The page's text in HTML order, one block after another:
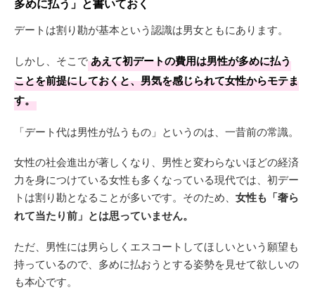
多めに払う」と書いておく
デートは割り勘が基本という認識は男女ともにあります。
しかし、そこであえて初デートの費用は男性が多めに払う
ことを前提にしておくと、男気を感じられて女性からモテま
す。
「デート代は男性が払うもの」というのは、一昔前の常識。
女性の社会進出が著しくなり、男性と変わらないほどの経済
力を身につけている女性も多くなっている現代では、初デー
トは割り勘となることが多いです。そのため、 女性も「奢ら
れて当たり前」とは思っていません。
ただ、男性には男らしくエスコートしてほしいという願望も
持っているので、多めに払おうとする姿勢を見せて欲しいの
も本心です。